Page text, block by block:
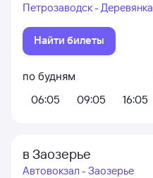
Петрозаводск - Деревянка
Найти билеты
по будням
06:05
09:05 16:05
в Заозерье
Автовокзал - Заозерье